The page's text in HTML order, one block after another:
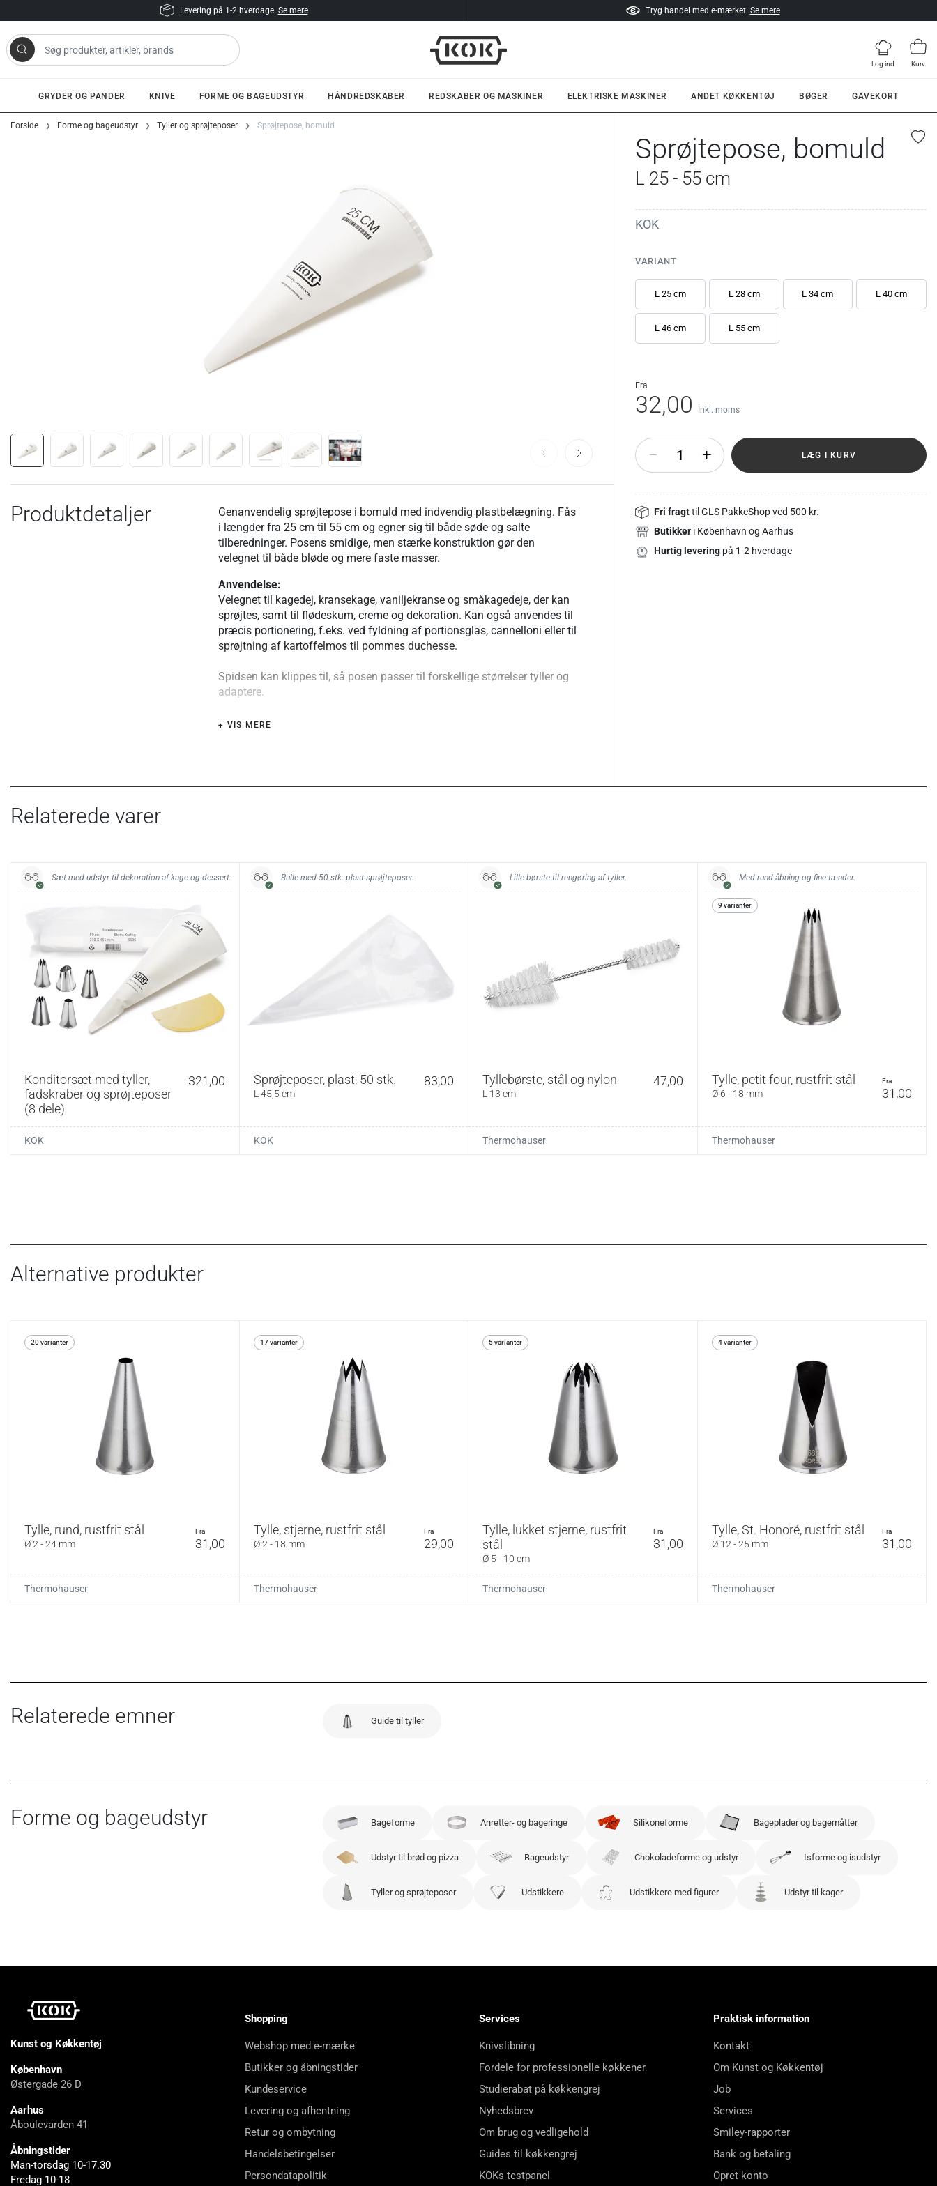
Gå til indhold
Levering på 1-2 hverdage. Se mere Tryg handel med e-mærket. Se mere
artikler, brands
Log ind Kurv
GRYDER OG PANDER KNIVE FORME OG BAGEUDSTYR HÅNDREDSKABER REDSKABER OG MASKINER ELEKTRISKE MASKINER ANDET KØKKENTØJ BØGER GAVEKORT
Forside Forme og bageudstyr Tyller og sprøjteposer Sprøjtepose, bomuld
Sprøjtepose, bomuld
L 25 - 55 cm
KOK
VARIANT
L 25 cm L 28 cm L 34 cm L 40 cm
L 46 cm L 55 cm
fra
32,00 Inkl. moms
+ LÆG I KURV
Fri fragttil GLS PakkeShop ved 500 kr.
Butikker i København og Aarhus
Hurtig levering på 1-2 hverdage
Produktdetaljer
Genanvendelig sprøjtepose i bomuld med indvendig plastbelægning. Fås
i længder fra 25 cm til 55 cm og egner sig til både søde og salte
tilberedninger. Posens smidige, men stærke konstruktion gør den
velegnet til både bløde og mere faste masser.
Anvendelse:
Velegnet til kagedej, kransekage, vaniljekranse og småkagedeje, der kan
sprøjtes, samt til flødeskum, creme og dekoration. Kan også anvendes til
præcis portionering, f.eks. ved fyldning af portionsglas, cannelloni eller til
sprøjtning af kartoffelmos til pommes duchesse.
Spidsen kan klippes til, så posen passer til forskellige størrelser tyller og
adaptere.
Særlige fordele eller tips:
Kompatibilitet:
Specifikationer:
Længde: 25–55 cm (afhængigt af variant).
Temperaturtolerance: Op til 100 °C i 15 minutter / 70 °C i op til 2 timer.
pH-område: 3–9
Vedligehold:
og lad den tørre helt.
+ VIS MERE
Relaterede varer
Sæt med udstyr til dekoration af kage og dessert.
Konditorsæt med tyller,
fadskraber og sprøjteposer
(8 dele)
321,00
KOK
Rulle med 50 stk. plast-sprøjteposer.
Sprøjteposer, plast, 50 stk.
L 45,5 cm
83,00
KOK
Lille børste til rengøring af tyller.
Tyllebørste, stål og nylon
L 13 cm
47,00
Thermohauser
Med rund åbning og fine tænder.
9 varianter
Tylle, petit four, rustfrit stål
Ø 6 - 18 mm
fra
31,00
Thermohauser
Alternative produkter
20 varianter
Tylle, rund, rustfrit stål
Ø 2 - 24 mm
fra
31,00
Thermohauser
17 varianter
Tylle, stjerne, rustfrit stål
Ø 2 - 18 mm
fra
29,00
Thermohauser
5 varianter
Tylle, lukket stjerne, rustfrit
stål
Ø 5 - 10 cm
fra
31,00
Thermohauser
4 varianter
Tylle, St. Honoré, rustfrit stål
Ø 12 - 25 mm
fra
31,00
Thermohauser
Relaterede emner Guide til tyller
Forme og bageudstyr Bageforme Anretter- og bageringe Silikoneforme Bageplader og bagemåtter
Udstyr til brød og pizza Bageudstyr Chokoladeforme og udstyr Isforme og isudstyr
Tyller og sprøjteposer Udstikkere Udstikkere med figurer Udstyr til kager
Kunst og Køkkentøj
København
Østergade 26 D
Aarhus
Åboulevarden 41
Åbningstider
Man-torsdag 10-17.30
Fredag 10-18
Shopping
Webshop med e-mærke
Butikker og åbningstider
Kundeservice
Levering og afhentning
Retur og ombytning
Handelsbetingelser
Persondatapolitik
Services
Knivslibning
Fordele for professionelle køkkener
Studierabat på køkkengrej
Nyhedsbrev
Om brug og vedligehold
Guides til køkkengrej
KOKs testpanel
Praktisk information
Kontakt
Om Kunst og Køkkentøj
Job
Services
Smiley-rapporter
Bank og betaling
Opret konto